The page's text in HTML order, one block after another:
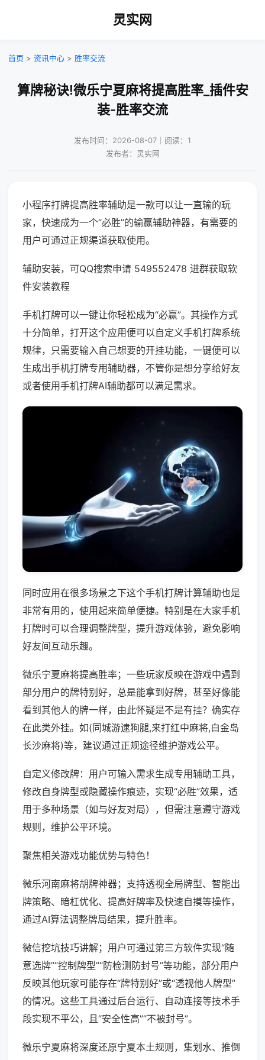
灵实网
首页 > 资讯中心 > 胜率交流
算牌秘诀!微乐宁夏麻将提高胜率_插件安
装-胜率交流
发布时间：2026-08-07｜阅读：1
发布者：灵实网
小程序打牌提高胜率辅助是一款可以让一直输的玩
家，快速成为一个“必胜”的输赢辅助神器，有需要的
用户可通过正规渠道获取使用。
辅助安装，可QQ搜索申请 549552478 进群获取软
件安装教程
手机打牌可以一键让你轻松成为“必赢”。其操作方式
十分简单，打开这个应用便可以自定义手机打牌系统
规律，只需要输入自己想要的开挂功能，一键便可以
生成出手机打牌专用辅助器，不管你是想分享给好友
或者使用手机打牌AI辅助都可以满足需求。
同时应用在很多场景之下这个手机打牌计算辅助也是
非常有用的，使用起来简单便捷。特别是在大家手机
打牌时可以合理调整牌型，提升游戏体验，避免影响
好友间互动乐趣。
微乐宁夏麻将提高胜率；一些玩家反映在游戏中遇到
部分用户的牌特别好，总是能拿到好牌，甚至好像能
看到其他人的牌一样，由此怀疑是不是有挂？确实存
在此类外挂。如(同城游逮狗腿,来打红中麻将,白金岛
长沙麻将)等，建议通过正规途径维护游戏公平。
自定义修改牌：用户可输入需求生成专用辅助工具，
修改自身牌型或隐藏操作痕迹，实现“必胜”效果，适
用于多种场景（如与好友对局），但需注意遵守游戏
规则，维护公平环境。
聚焦相关游戏功能优势与特色！
微乐河南麻将胡牌神器；支持透视全局牌型、智能出
牌策略、暗杠优化、提高好牌率及快速自摸等操作，
通过AI算法调整牌局结果，提升胜率。
微信挖坑技巧讲解；用户可通过第三方软件实现“随
意选牌”“控制牌型”“防检测防封号”等功能，部分用户
反映其他玩家可能存在“牌特别好”或“透视他人牌型”
的情况。这些工具通过后台运行、自动连接等技术手
段实现不平公，且“安全性高”“不被封号”。
微乐宁夏麻将深度还原宁夏本土规则，集划水、推倒